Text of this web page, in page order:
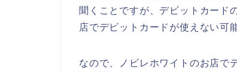
聞くことですが、デビットカード
店でデビットカードが使えない可
なので、ノビレホワイトのお店で